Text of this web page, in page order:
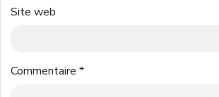
Site web
Commentaire *